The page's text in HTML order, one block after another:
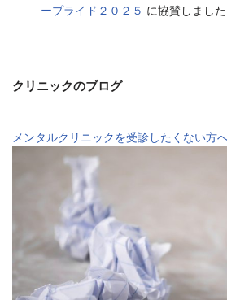
ープライド２０２５ に協賛しました
クリニックのブログ
メンタルクリニックを受診したくない方